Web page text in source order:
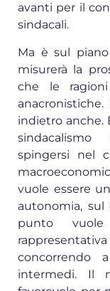
avanti per il
sindacali.
Ma è sul
misurerà la
che le
indietro anche.
spingersi nel
vuole essere
autonomia,
punto vuole
concorrendo
intermedi. Il